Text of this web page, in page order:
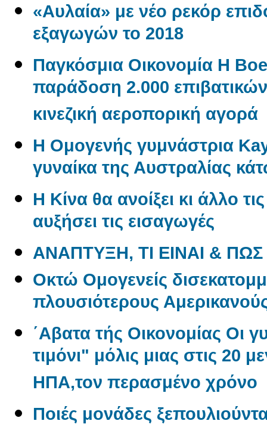
«Αυλαία» με νέο ρεκόρ
εξαγωγών το 2018
Παγκόσμια Οικονομία Η
παράδοση 2.000
κινεζική αεροπορική αγορά
Η Ομογενής γυμνάστρια
γυναίκα της Αυστραλίας
Η Κίνα θα ανοίξει κι άλλο
αυξήσει τις εισαγωγές
ΑΝΑΠΤΥΞΗ, ΤΙ ΕΙΝΑΙ &
Oκτώ Ομογενείς
πλουσιότερους
΄Αβατα τής Οικονομίας Οι
τιμόνι" μόλις μιας στις 20
ΗΠΑ,τον περασμένο χρόνο
Ποιές μονάδες